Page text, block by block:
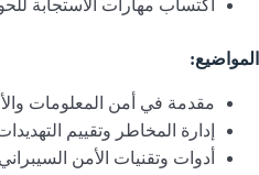
اكتساب مهارات الاستجابة
المواضيع:
مقدمة في أمن المعلومات
إدارة المخاطر وتقييم
أدوات وتقنيات الأمن